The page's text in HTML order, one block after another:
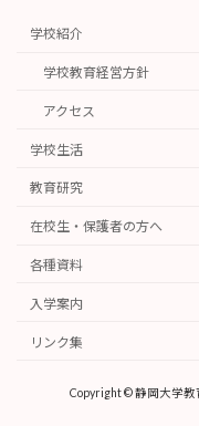
学校紹介
学校教育経営方針
アクセス
学校生活
教育研究
在校生・保護者の方へ
各種資料
入学案内
リンク集
Copyright © 静岡大学教